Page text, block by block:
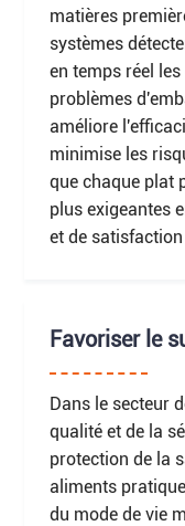
matières
systèmes
en temps réel
problèmes
améliore
minimise les
que chaque plat
plus exigeantes
et de
Favoriser le
Dans le secteur
qualité et de la
protection de la
aliments
du mode de vie